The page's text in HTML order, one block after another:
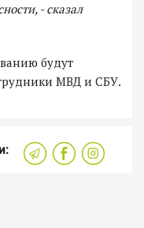
- сказал
будут
МВД и СБУ.